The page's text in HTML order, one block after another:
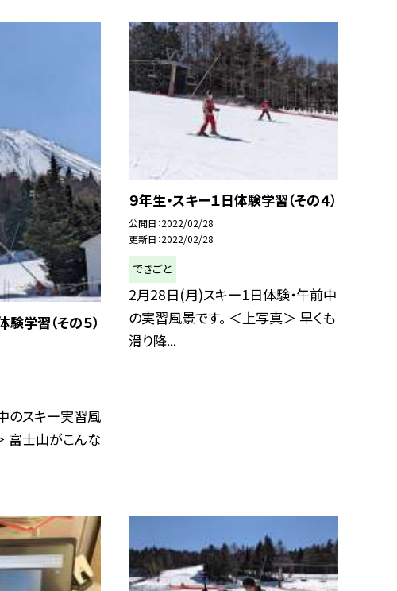
験学習（その５）
のスキー実習風
富士山がこんな
９年生・スキー１日体験学習（その４）
公開日 2022/02/28
更新日 2022/02/28
できごと
2月28日(月)スキー1日体験・午前中
の実習風景です。 ＜上写真＞ 早くも
滑り降...